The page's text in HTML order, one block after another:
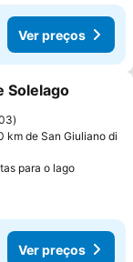
Ver preços
favoritos
Solelago
km de San Giuliano di
para o lagoVer
Ver preços